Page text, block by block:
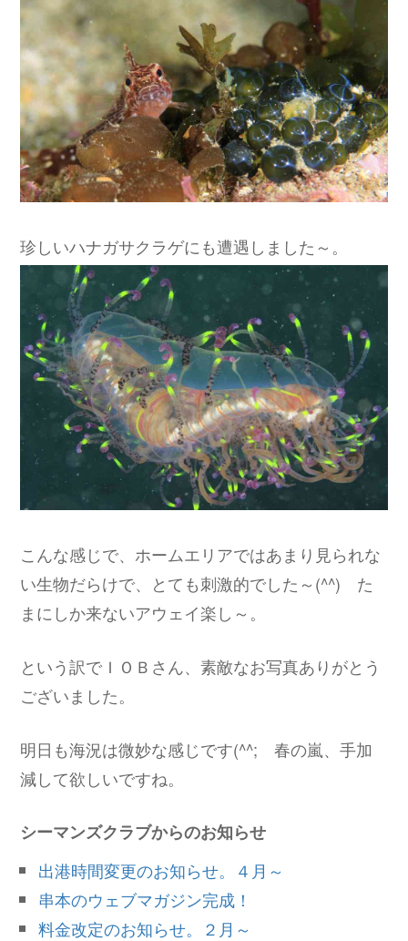
珍しいハナガサクラゲにも遭遇しました～。
こんな感じで、ホームエリアではあまり見られな
い生物だらけで、とても刺激的でした～(^^) た
まにしか来ないアウェイ楽し～。
という訳でＩＯＢさん、素敵なお写真ありがとう
ございました。
明日も海況は微妙な感じです(^^; 春の嵐、手加
減して欲しいですね。
シーマンズクラブからのお知らせ
出港時間変更のお知らせ。４月～
串本のウェブマガジン完成！
料金改定のお知らせ。２月～